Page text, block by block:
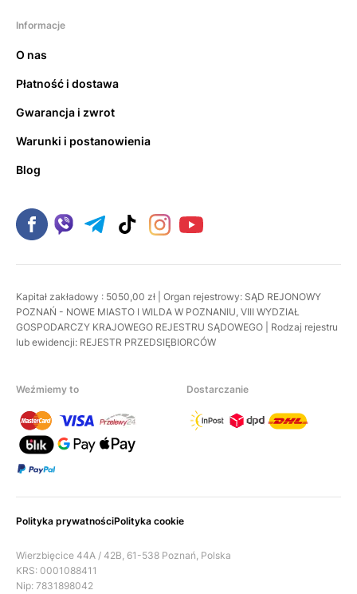
Informacje
O nas
Płatność i dostawa
Gwarancja i zwrot
Warunki i postanowienia
Blog
Kapitał zakładowy : 5050,00 zł | Organ rejestrowy: SĄD REJONOWY
POZNAŃ - NOWE MIASTO I WILDA W POZNANIU, VIII WYDZIAŁ
GOSPODARCZY KRAJOWEGO REJESTRU SĄDOWEGO | Rodzaj rejestru
lub ewidencji: REJESTR PRZEDSIĘBIORCÓW
Weźmiemy to Dostarczanie
Polityka prywatnościPolityka cookie
Wierzbięcice 44A / 42B, 61-538 Poznań, Polska
KRS: 0001088411
Nip: 7831898042